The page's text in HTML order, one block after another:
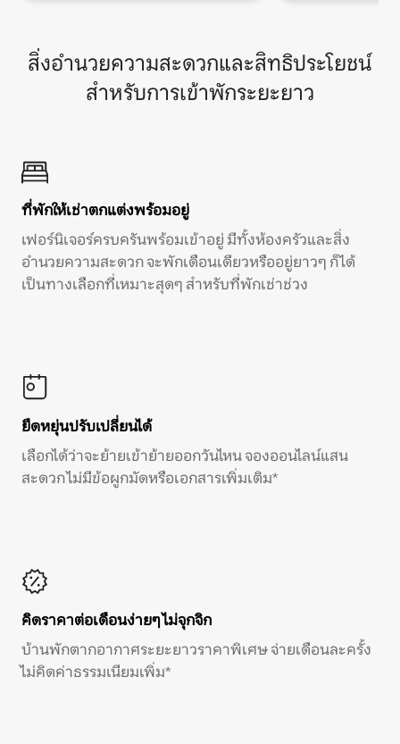
สิ่งอำนวยความสะดวกและสิทธิประโยชน์
สำหรับการเข้าพักระยะยาว
ที่พักให้เช่าตกแต่งพร้อมอยู่
เฟอร์นิเจอร์ครบครันพร้อมเข้าอยู่ มีทั้งห้องครัวและสิ่ง
อำนวยความสะดวก จะพักเดือนเดียวหรืออยู่ยาวๆ ก็ได้
เป็นทางเลือกที่เหมาะสุดๆ สำหรับที่พักเช่าช่วง
ยืดหยุ่นปรับเปลี่ยนได้
เลือกได้ว่าจะย้ายเข้าย้ายออกวันไหน จองออนไลน์แสน
สะดวก ไม่มีข้อผูกมัดหรือเอกสารเพิ่มเติม*
คิดราคาต่อเดือนง่ายๆ ไม่จุกจิก
บ้านพักตากอากาศระยะยาวราคาพิเศษ จ่ายเดือนละครั้ง
ไม่คิดค่าธรรมเนียมเพิ่ม*